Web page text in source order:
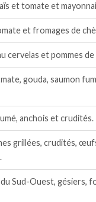
et tomate et
et fromages de
cervelas et pommes
gouda, saumon
anchois et crudités.
grillées, crudités,
Sud-Ouest, gésiers,